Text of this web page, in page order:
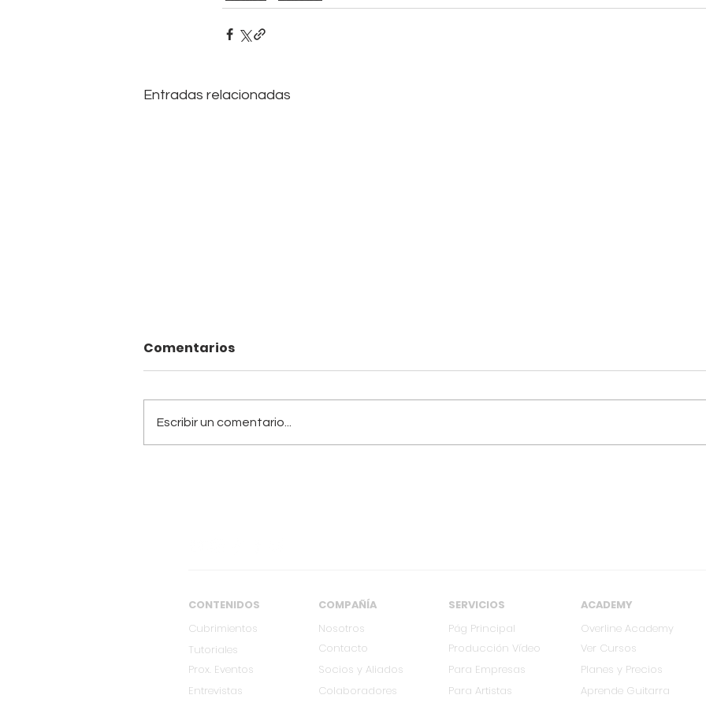
Entradas relacionadas
Comentarios
Escribir un comentario...
CONTENIDOS
Cubrimientos
Tutoriales
Prox. Eventos
Entrevistas
COMPAÑÍA
Nosotros
Contacto
Socios y Aliados
Colaboradores
SERVICIOS
Pág Principal
Producción Vídeo
Para Empresas
Para Artistas
ACADEMY
Overline Academy
Ver Cursos
Planes y Precios
Aprende Guitarra